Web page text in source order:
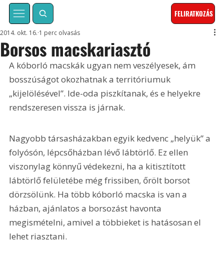
FELIRATKOZÁS
Borsos macskariasztó
2014. okt. 16. 1 perc olvasás
A kóborló macskák ugyan nem veszélyesek, ám
bosszúságot okozhatnak a territóriumuk
„kijelölésével”. Ide-oda piszkítanak, és e helyekre
rendszeresen vissza is járnak.
Nagyobb társasházakban egyik kedvenc „helyük” a
folyósón, lépcsőházban lévő lábtörlő. Ez ellen
viszonylag könnyű védekezni, ha a kitisztított
lábtörlő felületébe még frissiben, őrölt borsot
dörzsölünk. Ha több kóborló macska is van a
házban, ajánlatos a borsozást havonta
megismételni, amivel a többieket is hatásosan el
lehet riasztani.